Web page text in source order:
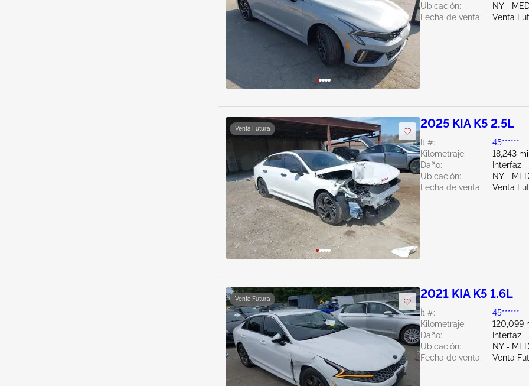
Ubicación:
NY -
Fecha de venta:
Venta
Venta Futura 2025 KIA K5 2.5L
Ít #:
45******
Kilometraje:
18,243
Daño:
Interfaz
Ubicación:
NY -
Fecha de venta:
Venta
Venta Futura 2021 KIA K5 1.6L
Ít #:
45******
Kilometraje:
120,099
Daño:
Interfaz
Ubicación:
NY -
Fecha de venta:
Venta